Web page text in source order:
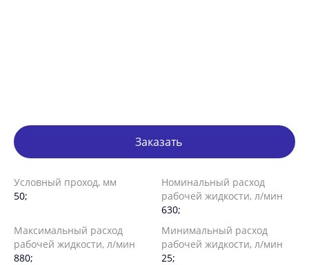
Заказать
Условный проход, мм
50;
Номинальный расход
рабочей жидкости, л/мин
630;
Максимальный расход
рабочей жидкости, л/мин
880;
Минимальный расход
рабочей жидкости, л/мин
25;